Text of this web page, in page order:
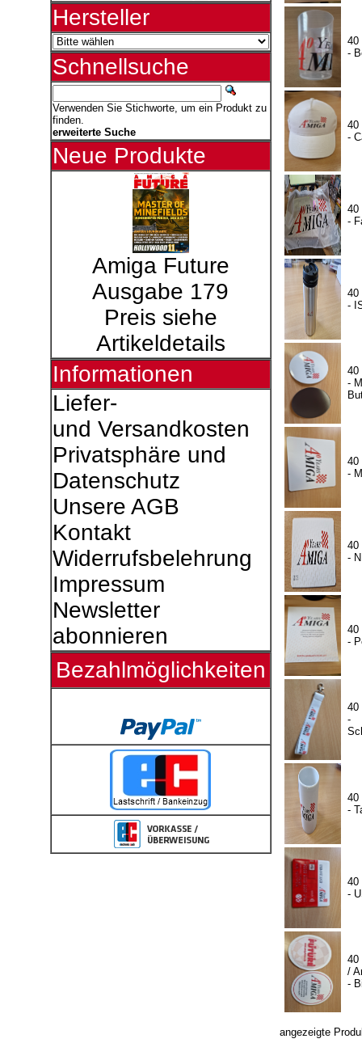
Hersteller
Schnellsuche
Verwenden Sie Stichworte, um ein Produkt zu
finden.
erweiterte Suche
Neue Produkte
Amiga Future
Ausgabe 179
Preis siehe
Artikeldetails
Informationen
Liefer-
und Versandkosten
Privatsphäre und
Datenschutz
Unsere AGB
Kontakt
Widerrufsbelehrung
Impressum
Newsletter
abonnieren
Bezahlmöglichkeiten
40
-
40
-
40
-
40
-
40
-
40
-
40
-
40
-
40
-
40
-
40
-
40
/
-
angezeigte